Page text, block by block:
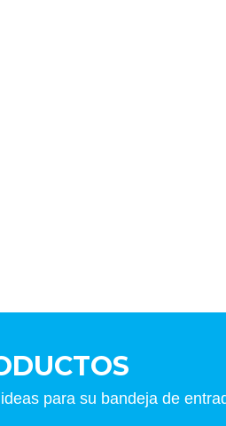
para su bandeja de